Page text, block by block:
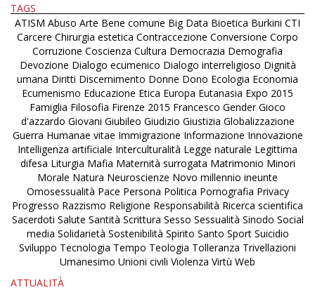
TAGS
ATISM Abuso Arte Bene comune Big Data Bioetica Burkini CTI
Carcere Chirurgia estetica Contraccezione Conversione Corpo
Corruzione Coscienza Cultura Democrazia Demografia
Devozione Dialogo ecumenico Dialogo interreligioso Dignità
umana Diritti Discernimento Donne Dono Ecologia Economia
Ecumenismo Educazione Etica Europa Eutanasia Expo 2015
Famiglia Filosofia Firenze 2015 Francesco Gender Gioco
d'azzardo Giovani Giubileo Giudizio Giustizia Globalizzazione
Guerra Humanae vitae Immigrazione Informazione Innovazione
Intelligenza artificiale Interculturalità Legge naturale Legittima
difesa Liturgia Mafia Maternità surrogata Matrimonio Minori
Morale Natura Neuroscienze Novo millennio ineunte
Omosessualità Pace Persona Politica Pornografia Privacy
Progresso Razzismo Religione Responsabilità Ricerca scientifica
Sacerdoti Salute Santità Scrittura Sesso Sessualità Sinodo Social
media Solidarietà Sostenibilità Spirito Santo Sport Suicidio
Sviluppo Tecnologia Tempo Teologia Tolleranza Trivellazioni
Umanesimo Unioni civili Violenza Virtù Web
ATTUALITÀ